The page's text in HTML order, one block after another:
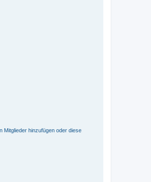
Mitglieder hinzufügen oder diese